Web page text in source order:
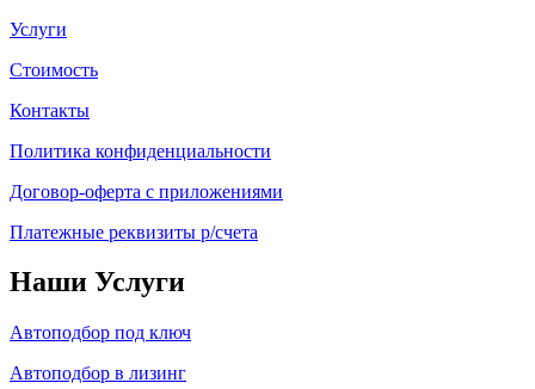
Услуги
Стоимость
Контакты
Политика конфиденциальности
Договор-оферта с приложениями
Платежные реквизиты р/счета
Наши Услуги
Автоподбор под ключ
Автоподбор в лизинг